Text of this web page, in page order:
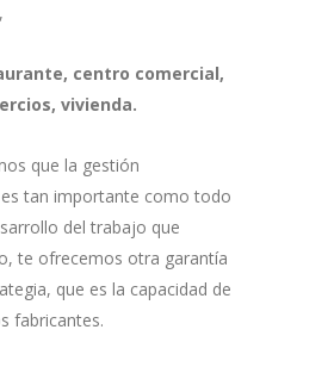
centro comercial,
vivienda.
que la gestión
tan importante como todo
del trabajo que
te ofrecemos otra garantía
que es la capacidad de
fabricantes.